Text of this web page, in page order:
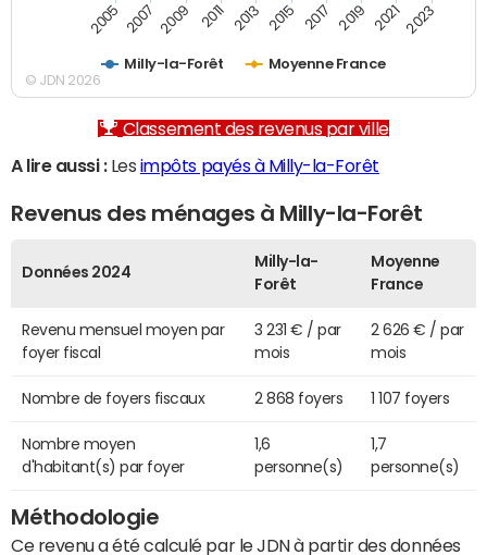
Milly-la-Forêt Moyenne France
2005 2007 2009 2011 2013 2015 2017 2019 2021 2023
© JDN 2026
Classement des revenus par ville
A lire aussi :Les impôts payés à Milly-la-Forêt
Revenus des ménages à Milly-la-Forêt
Données 2024
Milly-la-
Forêt
Moyenne
France
Revenu mensuel moyen par
foyer fiscal
3 231 € / par
mois
2 626 € / par
mois
Nombre de foyers fiscaux 2 868 foyers 1 107 foyers
Nombre moyen
d'habitant(s) par foyer
1,6
personne(s)
1,7
personne(s)
Méthodologie
Ce revenu a été calculé par le JDN à partir des données